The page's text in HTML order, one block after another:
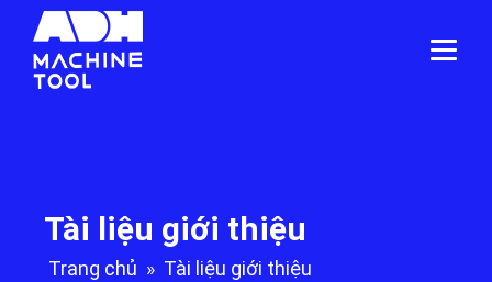
Tài liệu giới thiệu
Trang chủ » Tài liệu giới thiệu